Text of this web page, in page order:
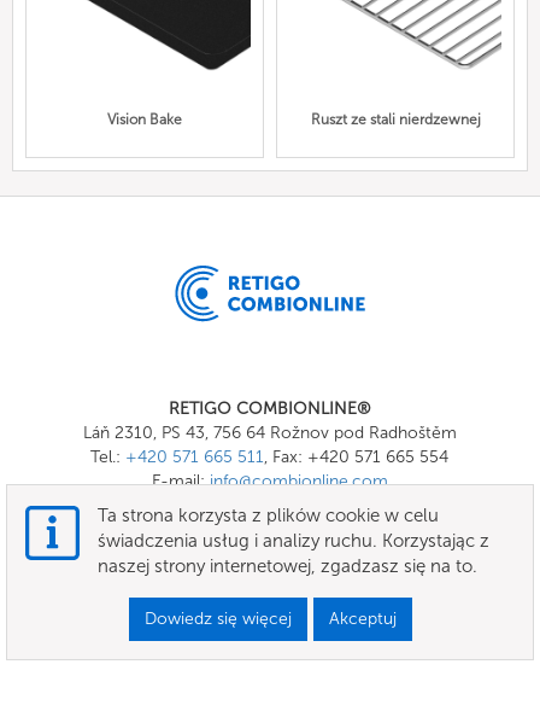
Vision Bake Ruszt ze stali nierdzewnej
RETIGO COMBIONLINE®
Láň 2310, PS 43, 756 64 Rožnov pod Radhoštěm
Tel.: +420 571 665 511, Fax: +420 571 665 554
E-mail:info@combionline.com
OnlineMenu
Ogólne warunki handlowe
Ta strona korzysta z plików cookie w celu
świadczenia usług i analizy ruchu. Korzystając z
naszej strony internetowej, zgadzasz się na to.
Dowiedz się więcej Akceptuj